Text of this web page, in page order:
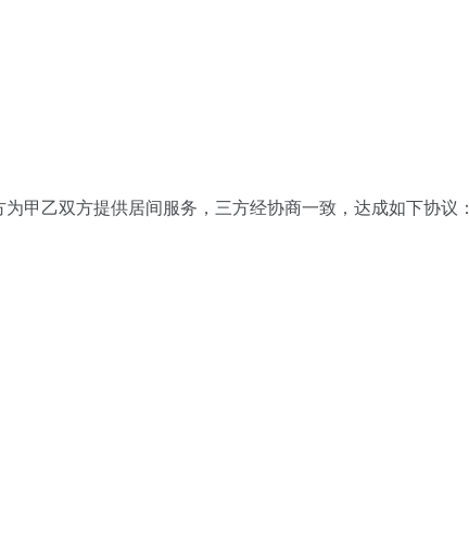
甲乙双方提供居间服务，三方经协商一致，达成如下协议：